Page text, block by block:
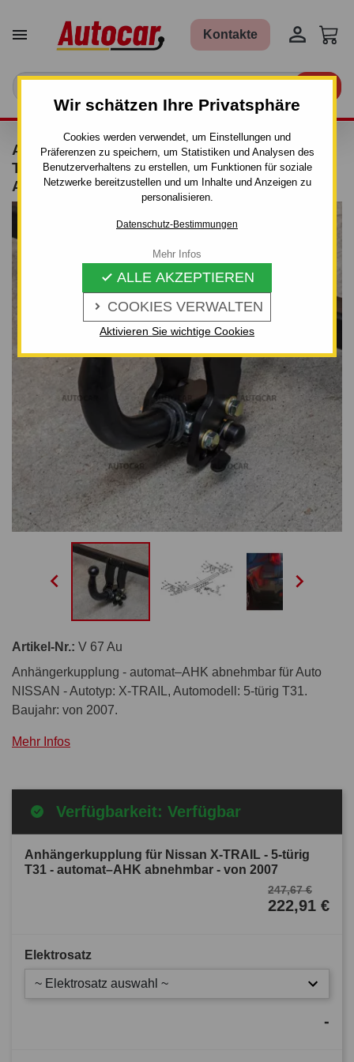
Wir schätzen Ihre Privatsphäre
Cookies werden verwendet, um Einstellungen und
Präferenzen zu speichern, um Statistiken und Analysen des
Benutzerverhaltens zu erstellen, um Funktionen für soziale
Netzwerke bereitzustellen und um Inhalte und Anzeigen zu
personalisieren.
Datenschutz-Bestimmungen
 COOKIES VERWALTEN
 ALLE AKZEPTIEREN
Aktivieren Sie wichtige Cookies
Mehr Infos
 Kontakte 
ANHÄNGERKUPPLUNG FÜR NISSAN X-
TRAIL - 5-TÜRIG T31 - AUTOMAT–AHK
ABNEHMBAR - VON 2007
 
Artikel-Nr.: V 67 Au
Anhängerkupplung - automat–AHK abnehmbar für Auto
NISSAN - Autotyp: X-TRAIL, Automodell: 5-türig T31.
Baujahr: von 2007.
Mehr Infos
Verfügbarkeit: Verfügbar
Anhängerkupplung für Nissan X-TRAIL - 5-türig
T31 - automat–AHK abnehmbar - von 2007
247,67 €
222,91 €
Elektrosatz
~ Elektrosatz auswahl ~
-